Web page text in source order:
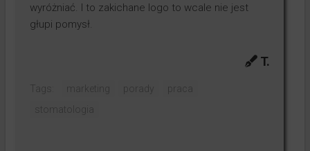
wyróżniać. I to zakichane logo to wcale nie jest
głupi pomysł.
T.
Tags: marketing porady
praca
stomatologia